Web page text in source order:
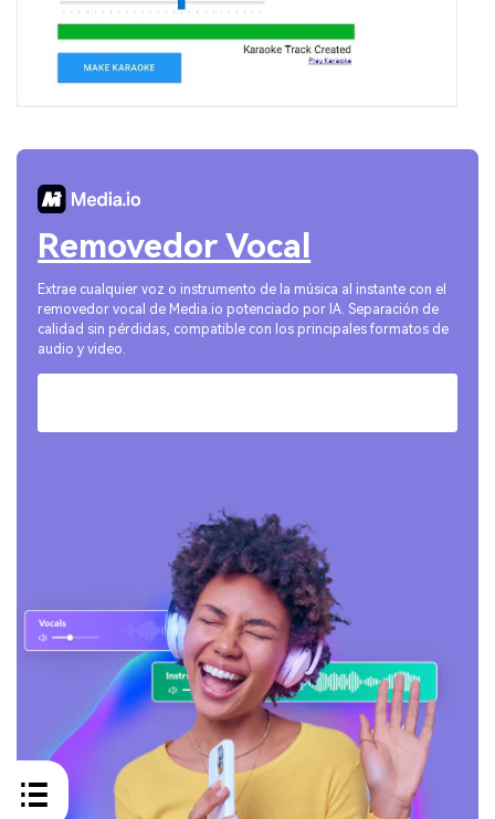
Removedor Vocal
Extrae cualquier voz o instrumento de la música al instante con el
removedor vocal de Media.io potenciado por IA. Separación de
calidad sin pérdidas, compatible con los principales formatos de
audio y video.